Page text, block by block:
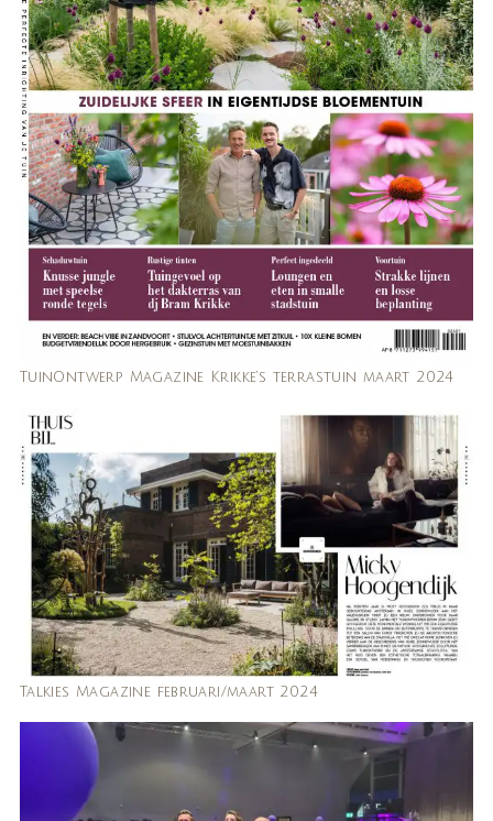
TuinOntwerp Magazine Krikke’s terrastuin maart 2024
Talkies Magazine februari/maart 2024